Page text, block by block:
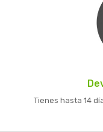
Tienes hasta 14